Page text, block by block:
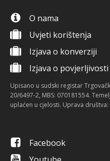
O nama
Uvjeti korištenja
Izjava o konverziji
Izjava o
Upisano u sudski registar
20/6497-2, MBS: 070181554.
uplaćen u cjelosti. Uprava društva:
Facebook